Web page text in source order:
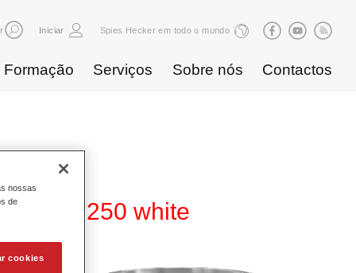
Iniciar Spies Hecker em todo o mundo
Formação Serviços Sobre nós Contactos
5250 white
nossas
de
cookies